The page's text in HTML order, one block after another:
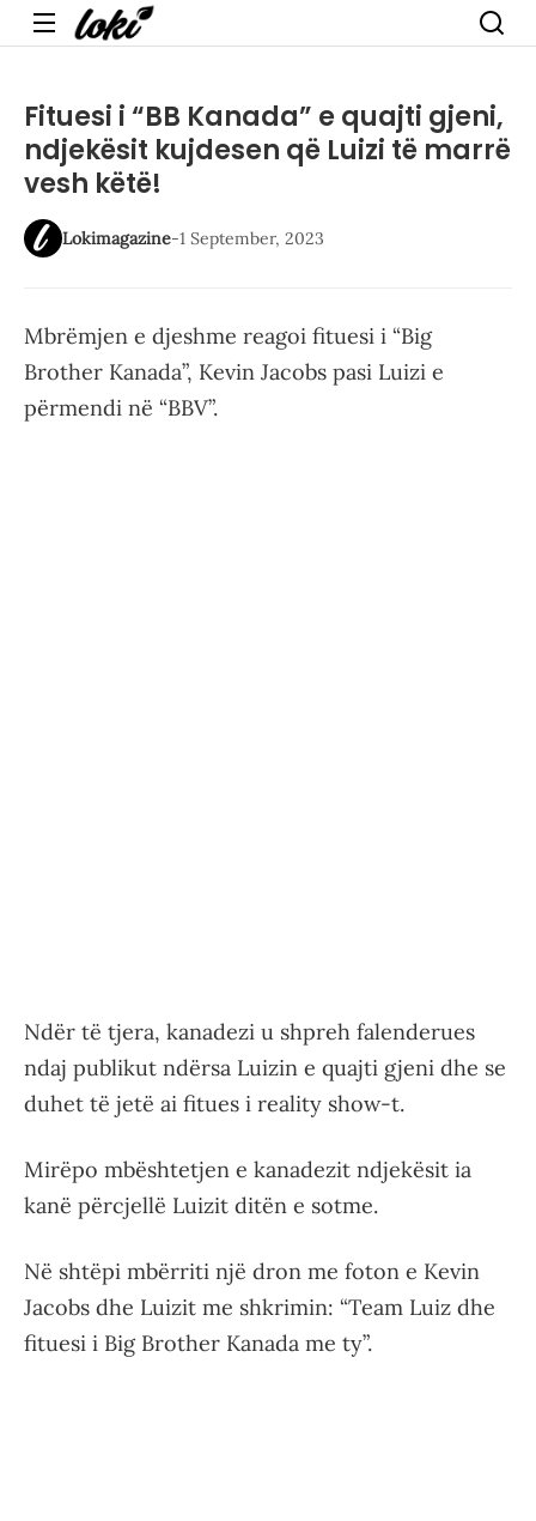
Menu
Fituesi i “BB Kanada” e quajti gjeni,
ndjekësit kujdesen që Luizi të marrë
vesh këtë!
Lokimagazine-1 September, 2023
Mbrëmjen e djeshme reagoi fituesi i “Big
Brother Kanada”, Kevin Jacobs pasi Luizi e
përmendi në “BBV”.
Ndër të tjera, kanadezi u shpreh falenderues
ndaj publikut ndërsa Luizin e quajti gjeni dhe se
duhet të jetë ai fitues i reality show-t.
Mirëpo mbështetjen e kanadezit ndjekësit ia
kanë përcjellë Luizit ditën e sotme.
Në shtëpi mbërriti një dron me foton e Kevin
Jacobs dhe Luizit me shkrimin: “Team Luiz dhe
fituesi i Big Brother Kanada me ty”.